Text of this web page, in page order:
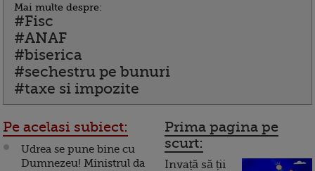
Mai multe despre:
#Fisc
#ANAF
#biserica
#sechestru pe bunuri
#taxe si impozite
Pe acelasi subiect:
Udrea se pune bine cu
Dumnezeu! Ministrul da
Prima pagina pe
scurt:
Invață să ții